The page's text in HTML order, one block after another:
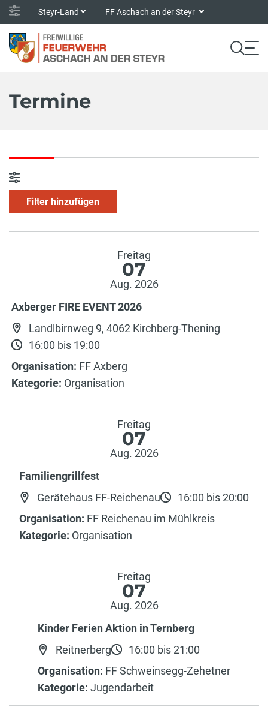
Steyr-Land FF Aschach an der Steyr
Termine
Filter hinzufügen
Freitag
07
Aug. 2026
Axberger FIRE EVENT 2026
Landlbirnweg 9, 4062 Kirchberg-Thening
16:00 bis 19:00
Organisation: FF Axberg
Kategorie: Organisation
Freitag
07
Aug. 2026
Familiengrillfest
Gerätehaus FF-Reichenau
16:00 bis 20:00
Organisation: FF Reichenau im Mühlkreis
Kategorie: Organisation
Freitag
07
Aug. 2026
Kinder Ferien Aktion in Ternberg
Reitnerberg
16:00 bis 21:00
Organisation: FF Schweinsegg-Zehetner
Kategorie: Jugendarbeit